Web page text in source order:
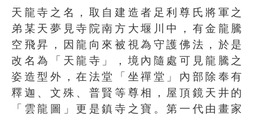
天龍寺之名，取自建造者足利尊氏將軍之
弟某天夢見寺院南方大堰川中，有金龍騰
空飛昇，因龍向來被視為守護佛法，於是
改名為「天龍寺」，境內隨處可見龍騰之
姿造型外，在法堂「坐禪堂」內部除奉有
釋迦、文殊、普賢等尊相，屋頂鏡天井的
「雲龍圖」更是鎮寺之寶。第一代由畫家